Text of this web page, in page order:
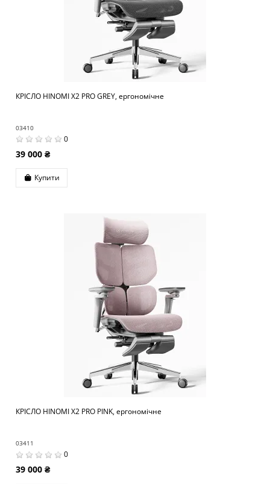
КРІСЛО HINOMI X2 PRO GREY, ергономічне
03410
0
39 000 ₴
Купити
КРІСЛО HINOMI X2 PRO PINK, ергономічне
03411
0
39 000 ₴